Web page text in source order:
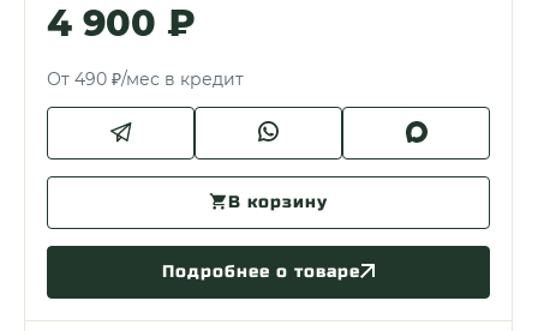
4 900 ₽
От 490 ₽/мес в кредит
В корзину
Подробнее о товаре